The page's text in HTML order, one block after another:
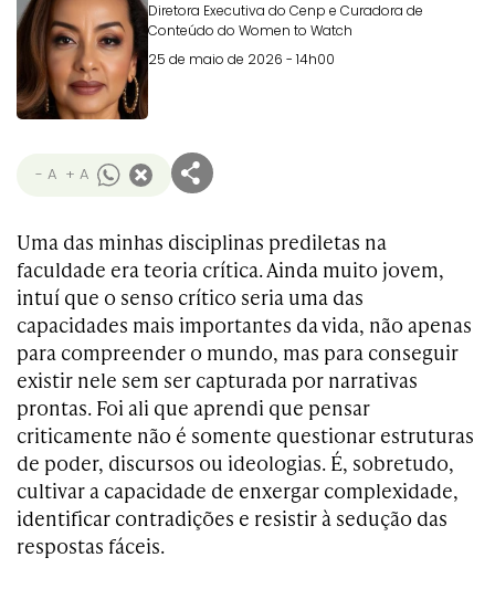
Diretora Executiva do Cenp e Curadora de
Conteúdo do Women to Watch
25 de maio de 2026 - 14h00
- A + A
Uma das minhas disciplinas prediletas na
faculdade era teoria crítica. Ainda muito jovem,
intuí que o senso crítico seria uma das
capacidades mais importantes da vida, não apenas
para compreender o mundo, mas para conseguir
existir nele sem ser capturada por narrativas
prontas. Foi ali que aprendi que pensar
criticamente não é somente questionar estruturas
de poder, discursos ou ideologias. É, sobretudo,
cultivar a capacidade de enxergar complexidade,
identificar contradições e resistir à sedução das
respostas fáceis.